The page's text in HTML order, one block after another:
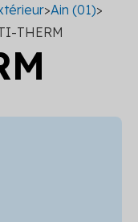
>Ain (01)>
THERM